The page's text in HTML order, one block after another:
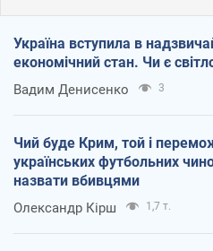
Україна вступила в
економічний стан. Чи є
Вадим Денисенко 3
Чий буде Крим, той і
українських футбольних
назвати вбивцями
Олександр Кірш 1,7 т.